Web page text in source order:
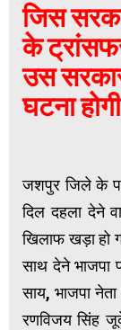
जिस
के
उस
घटना
जशपुर जिले के
दिल दहला देने
खिलाफ खड़ा हो
साथ देने भाजपा
साय, भाजपा
रणविजय सिंह